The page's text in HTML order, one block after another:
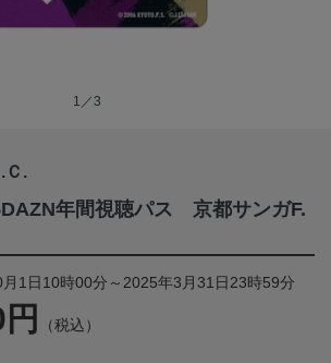
1／3
Ｃ.
年間視聴パス 京都サンガF.
1日10時00分～2025年3月31日23時59分
（税込）